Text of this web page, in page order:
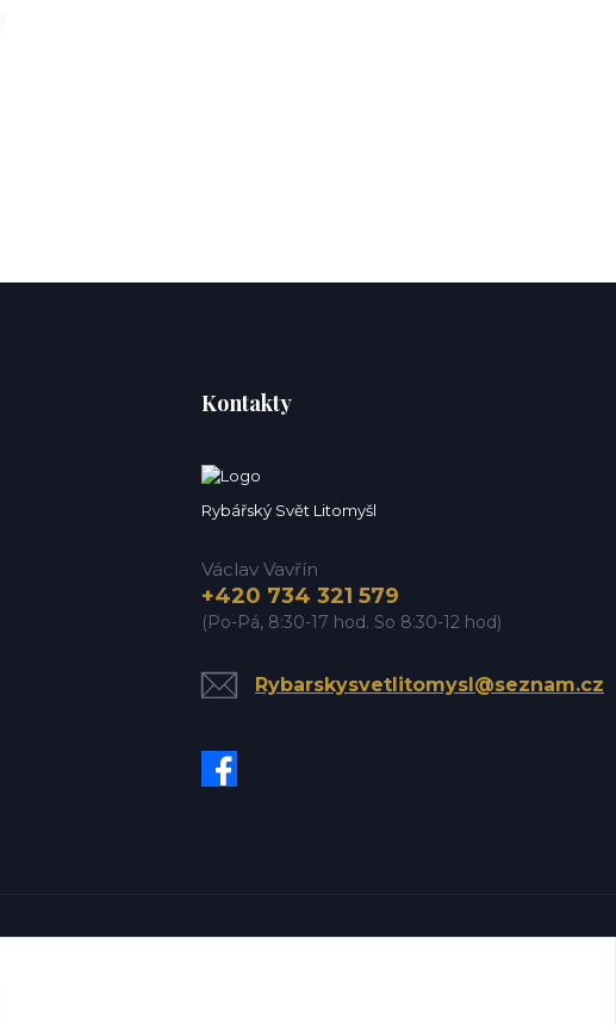
Kontakty
Rybářský Svět Litomyšl
Václav Vavřín
+420 734 321 579
(Po-Pá, 8:30-17 hod. So 8:30-12 hod)
Rybarskysvetlitomysl@seznam.cz